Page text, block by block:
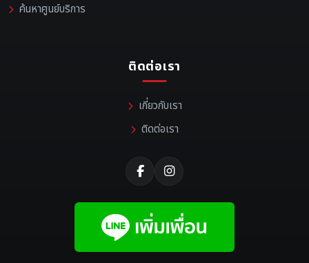
ค้นหาศูนย์บริการ
ติดต่อเรา
เกี่ยวกับเรา
ติดต่อเรา